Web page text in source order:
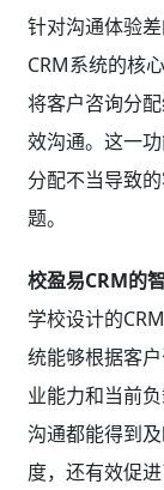
针对沟通体验
CRM系统的核
将客户咨询分
效沟通。这一
分配不当导致
题。
校盈易CRM的
学校设计的
统能够根据客
业能力和当前
沟通都能得到
度，还有效促